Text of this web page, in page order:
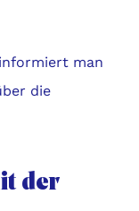
man
die
der